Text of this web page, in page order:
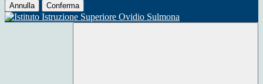
Annulla Conferma